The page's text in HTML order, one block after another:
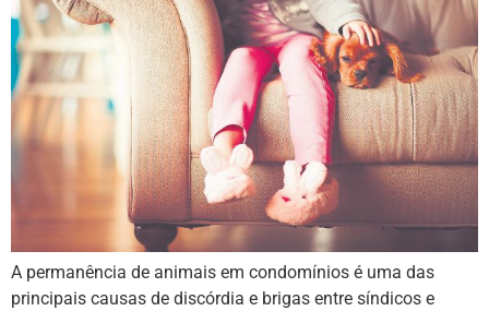
A permanência de animais em condomínios é uma das
principais causas de discórdia e brigas entre síndicos e